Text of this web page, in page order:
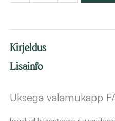
D50,
50
cm,
kinnitatav
Kirjeldus
Lisainfo
Uksega valamukapp